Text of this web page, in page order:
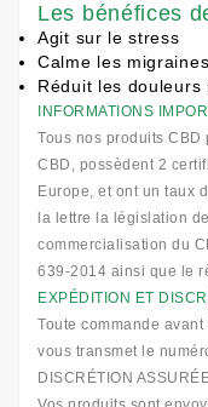
Les bénéfices
Agit sur le stress
Calme les migraines
Réduit les douleurs
INFORMATIONS
Tous nos produits CBD
CBD, possèdent 2
Europe, et ont un taux
la lettre la législation
commercialisation du
639-2014 ainsi que le
EXPÉDITION ET
Toute commande
vous transmet le
DISCRÉTION